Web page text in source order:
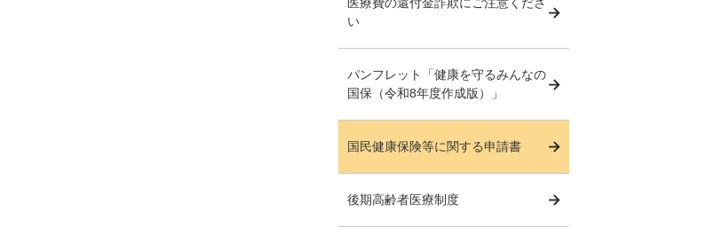
い
パンフレット「健康を守るみんなの
国保（令和8年度作成版）」
国民健康保険等に関する申請書
後期高齢者医療制度